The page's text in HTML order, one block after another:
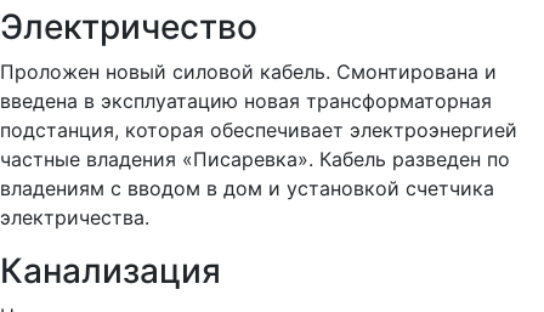
Электричество
Проложен новый силовой кабель. Смонтирована и
введена в эксплуатацию новая трансформаторная
подстанция, которая обеспечивает электроэнергией
частные владения «Писаревка». Кабель разведен по
владениям с вводом в дом и установкой счетчика
электричества.
Канализация